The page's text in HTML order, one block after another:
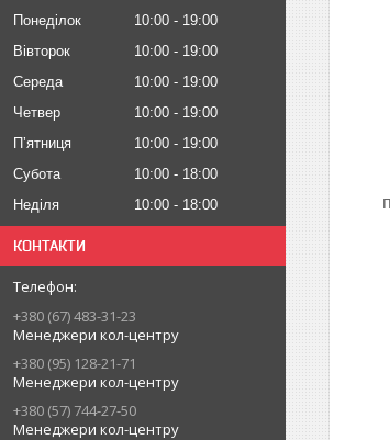
Понеділок 10:00
19:00
Вівторок
10:00
19:00
Середа
10:00
19:00
Четвер
10:00
19:00
Пʼятниця
10:00
19:00
Субота
10:00
18:00
Неділя
10:00 18:00
КОНТАКТИ
+380 (67) 483-31-23
Менеджери кол-центру
+380 (95) 128-21-71
Менеджери кол-центру
+380 (57) 744-27-50
Менеджери кол-центру